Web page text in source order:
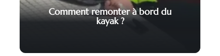
Comment remonter à bord du
kayak ?